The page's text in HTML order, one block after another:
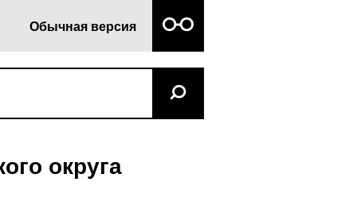
Обычная версия
округа